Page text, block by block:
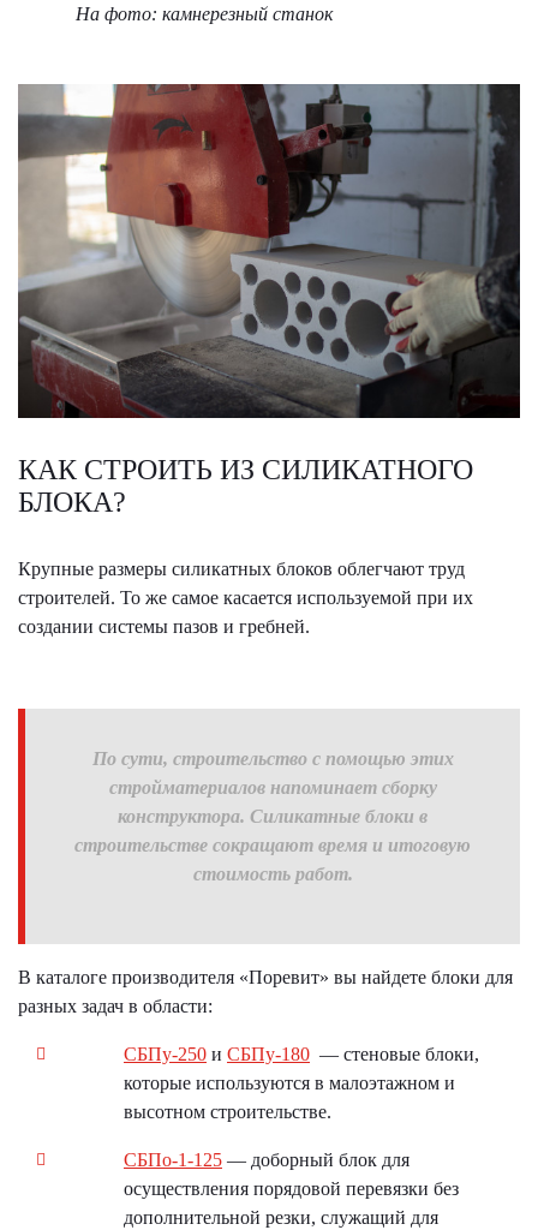
На фото: камнерезный станок
КАК СТРОИТЬ ИЗ СИЛИКАТНОГО
БЛОКА?
Крупные размеры силикатных блоков облегчают труд
строителей. То же самое касается используемой при их
создании системы пазов и гребней.
По сути, строительство с помощью этих
стройматериалов напоминает сборку
конструктора. Силикатные блоки в
строительстве сокращают время и итоговую
стоимость работ.
В каталоге производителя «Поревит» вы найдете блоки для
разных задач в области:
СБПу-250 и СБПу-180 — стеновые блоки,
которые используются в малоэтажном и
высотном строительстве.
СБПо-1-125 — доборный блок для
осуществления порядовой перевязки без
дополнительной резки, служащий для